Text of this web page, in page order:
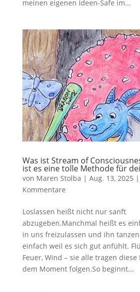
meinen eigenen Ideen-Safe im...
Was ist Stream of
ist es eine tolle Methode für
von Maren Stolba | Aug. 13, 2025 |
Kommentare
Loslassen heißt nicht nur sanft
abzugeben.Manchmal heißt es
in uns freizulassen und ihn
einfach weil es sich gut anfühlt.
Feuer, Wind – sie alle tragen
dem Moment folgen.So beginnt...